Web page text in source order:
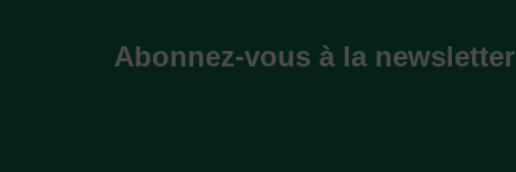
Abonnez-vous à la newsletter